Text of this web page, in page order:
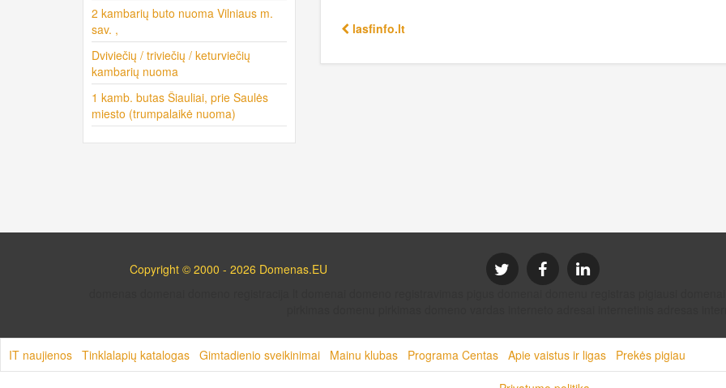
2 kambarių buto nuoma Vilniaus m.
sav. ,
Dviviečių / triviečių / keturviečių
kambarių nuoma
1 kamb. butas Šiauliai, prie Saulės
miesto (trumpalaikė nuoma)
lasfinfo.lt
Copyright © 2000 - 2026 Domenas.EU
IT naujienos Tinklalapių katalogas Gimtadienio sveikinimai Mainu klubas Programa Centas Apie vaistus ir ligas Prekės pigiau